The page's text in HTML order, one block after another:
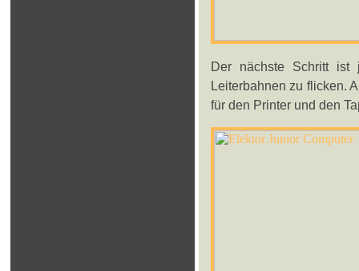
Der nächste Schritt ist
Leiterbahnen zu flicken.
für den Printer und den